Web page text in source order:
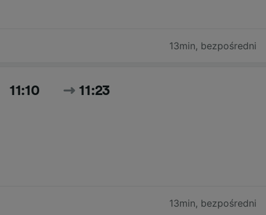
13min, bezpośredni
11:10 11:23
13min, bezpośredni